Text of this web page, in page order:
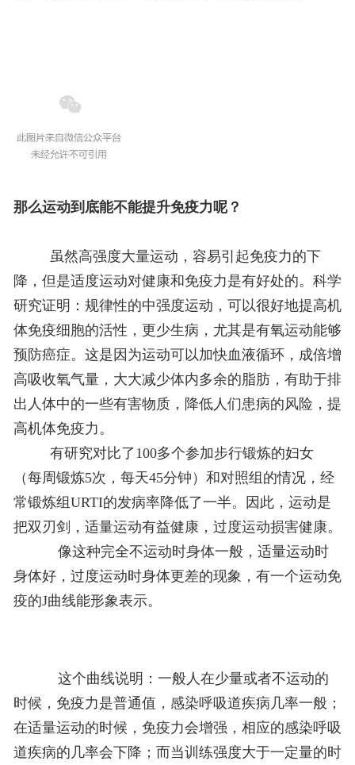
那么运动到底能不能提升免疫力呢？
虽然高强度大量运动，容易引起免疫力的下
降，但是适度运动对健康和免疫力是有好处的。科学
研究证明： 规律性的中强度运动，可以很好地提高机
体免疫细胞的活性，更少生病，尤其是有氧运动能够
预防癌症。这是因为运动可以加快血液循环，成倍增
高吸收氧气量，大大减少体内多余的脂肪，有助于排
出人体中的一些有害物质，降低人们患病的风险，提
高机体免疫力。
有研究对比了100多个参加步行锻炼的妇女
（每周锻炼5次，每天45分钟）和对照组的情况，经
常锻炼组URTI的发病率降低了一半。因此，运动是
把双刃剑，适量运动有益健康，过度运动损害健康。
像这种完全不运动时身体一般，适量运动时
身体好，过度运动时身体更差的现象，有一个运动免
疫的J曲线能形象表示。
这个曲线说明：一般人在少量或者不运动的
时候，免疫力是普通值，感染呼吸道疾病几率一般；
在适量运动的时候，免疫力会增强，相应的感染呼吸
道疾病的几率会下降；而当训练强度大于一定量的时